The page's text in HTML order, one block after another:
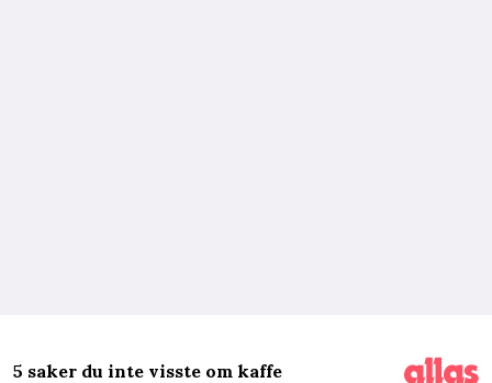
5 saker du inte visste om kaffe